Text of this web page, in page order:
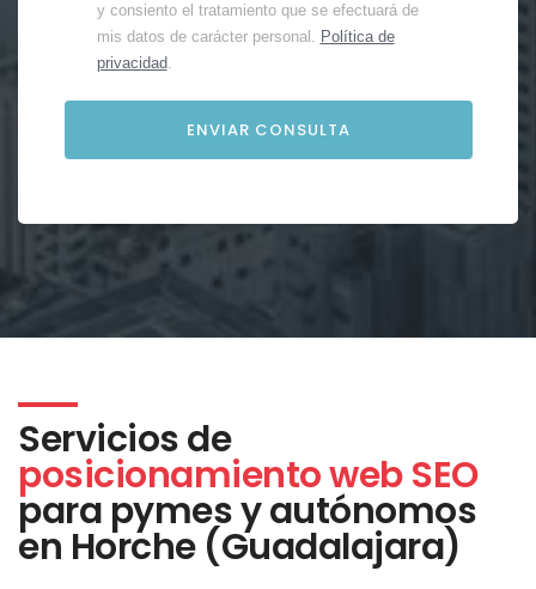
y consiento el tratamiento que se efectuará de
mis datos de carácter personal. Política de
privacidad.
Servicios de
posicionamiento web SEO
para pymes y autónomos
en Horche (Guadalajara)